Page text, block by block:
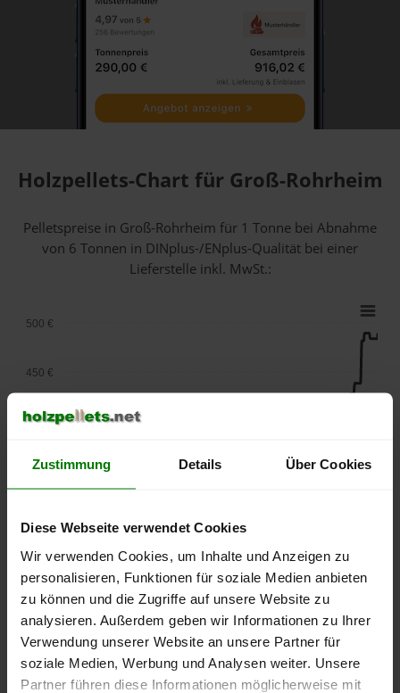
Zustimmung Details Über Cookies
Diese Webseite verwendet Cookies
Wir verwenden Cookies, um Inhalte und Anzeigen zu
personalisieren, Funktionen für soziale Medien anbieten
zu können und die Zugriffe auf unsere Website zu
analysieren. Außerdem geben wir Informationen zu Ihrer
Verwendung unserer Website an unsere Partner für
soziale Medien, Werbung und Analysen weiter. Unsere
Partner führen diese Informationen möglicherweise mit
Holzpellets-Chart für Groß-Rohrheim
Pelletspreise in Groß-Rohrheim für 1 Tonne bei Abnahme
von 6 Tonnen in DINplus-/ENplus-Qualität bei einer
Lieferstelle inkl. MwSt.:
lose Ware Sackware
September
2025
Januar
2026
Mai
2026
300 €
350 €
400 €
450 €
500 €
Die aktuelle Preisentwicklung für Holzpellets in Deutschland
können Sie jederzeit auf unsererPelletspreise-Seite